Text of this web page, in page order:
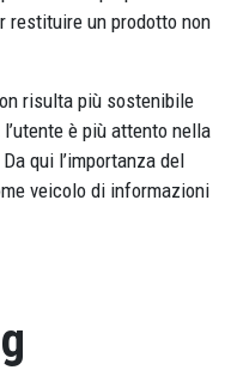
restituire un prodotto non
risulta più sostenibile
è più attento nella
qui l’importanza del
veicolo di informazioni